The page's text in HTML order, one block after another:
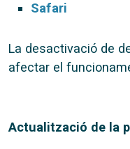
Safari
La desactivació de
afectar el
Actualització de la